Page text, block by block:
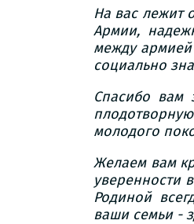
На вас лежит
Армии,
между
социально
Спасибо вам
молодого
Желаем вам
уверенности
Родиной
ваши семьи -